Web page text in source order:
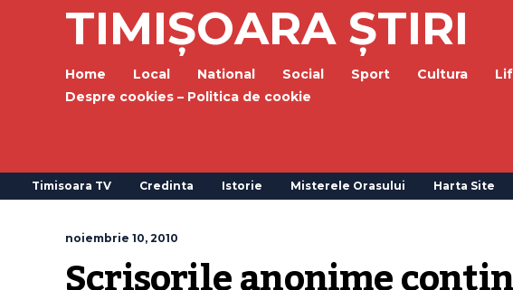
TIMIȘOARA ȘTIRI
Home Local National Social Sport Cultura
Despre cookies – Politica de cookie
Timisoara TV Credinta Istorie Misterele Orasului Harta Site
noiembrie 10, 2010